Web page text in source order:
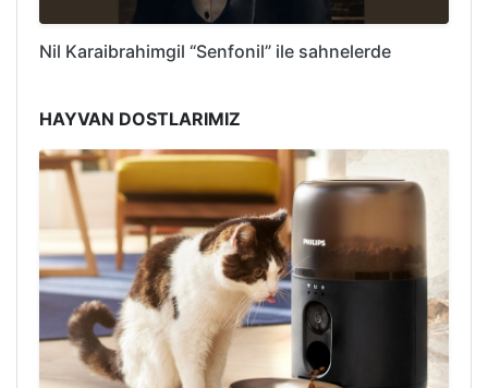
Nil Karaibrahimgil “Senfonil” ile sahnelerde
HAYVAN DOSTLARIMIZ